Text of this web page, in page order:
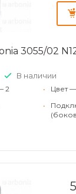
3055/02
В наличии
2
•
Цвет
•